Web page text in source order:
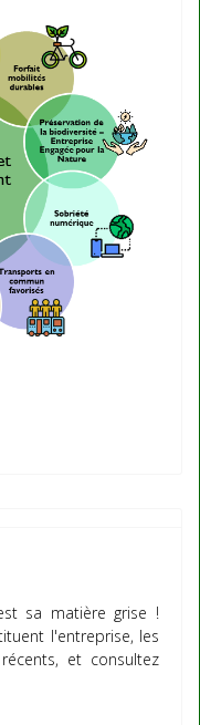
sa matière grise !
l'entreprise, les
et consultez